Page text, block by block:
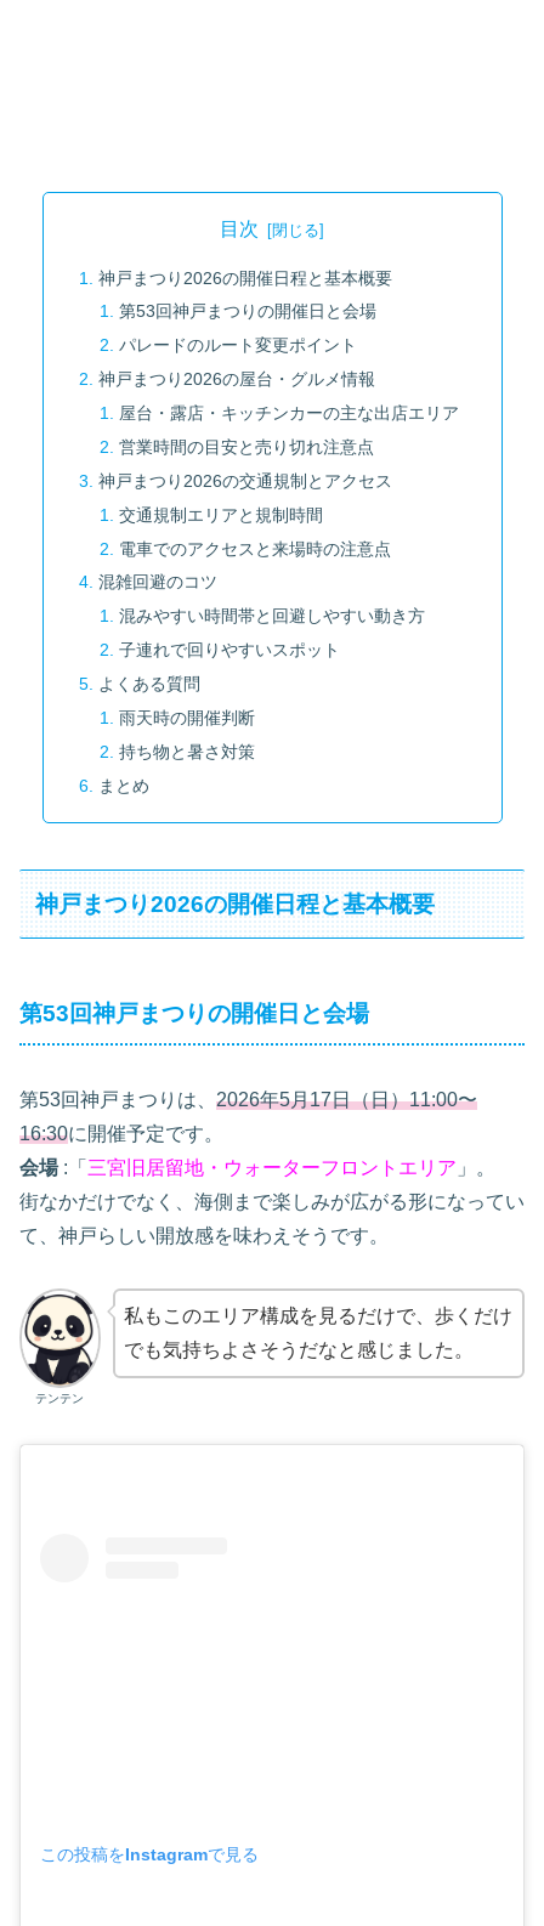
目次
神戸まつり2026の開催日程と基本概要
第53回神戸まつりの開催日と会場
パレードのルート変更ポイント
神戸まつり2026の屋台・グルメ情報
屋台・露店・キッチンカーの主な出店エリア
営業時間の目安と売り切れ注意点
神戸まつり2026の交通規制とアクセス
交通規制エリアと規制時間
電車でのアクセスと来場時の注意点
混雑回避のコツ
混みやすい時間帯と回避しやすい動き方
子連れで回りやすいスポット
よくある質問
雨天時の開催判断
持ち物と暑さ対策
まとめ
神戸まつり2026の開催日程と基本概要
第53回神戸まつりの開催日と会場
第53回神戸まつりは、 2026年5月17日（日）11:00〜
16:30に開催予定です。
会場:「 三宮旧居留地・ウォーターフロントエリア 」。
街なかだけでなく、海側まで楽しみが広がる形になってい
て、神戸らしい開放感を味わえそうです。
テンテン
私もこのエリア構成を見るだけで、歩くだけ
でも気持ちよさそうだなと感じました。
この投稿をInstagramで見る